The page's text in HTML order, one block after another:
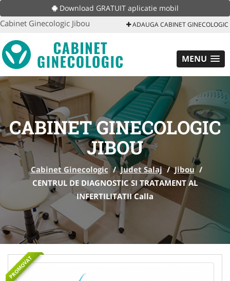
Download GRATUIT aplicatie mobil
Cabinet Ginecologic Jibou ADAUGA CABINET GINECOLOGIC
MENU
CABINET GINECOLOGIC
JIBOU
Cabinet Ginecologic / Judet Salaj / Jibou /
CENTRUL DE DIAGNOSTIC SI TRATAMENT AL
INFERTILITATII Calla
PROMOVAT